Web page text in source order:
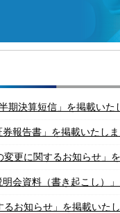
期決算短信」を掲載いた
券報告書」を掲載いたし
変更に関するお知らせ」
明会資料（書き起こし）
るお知らせ」を掲載いた